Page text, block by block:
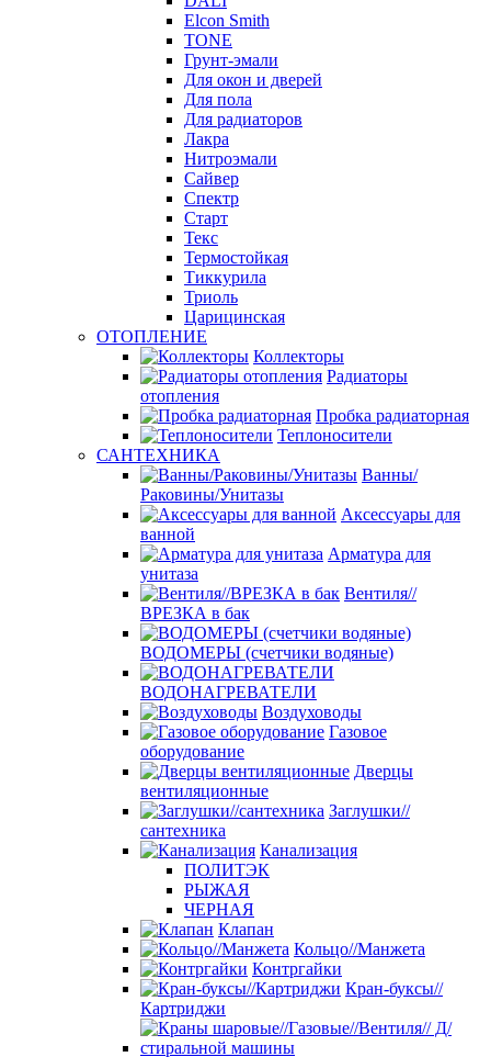
Elcon Smith
TONE
Грунт-эмали
Для окон и дверей
Для пола
Для радиаторов
Лакра
Нитроэмали
Сайвер
Спектр
Старт
Текс
Термостойкая
Тиккурила
Триоль
Царицинская
ОТОПЛЕНИЕ
Коллекторы
Радиаторы
отопления
Пробка радиаторная
Теплоносители
САНТЕХНИКА
Ванны/
Раковины/Унитазы
Аксессуары для
ванной
Арматура для
унитаза
Вентиля//
ВРЕЗКА в бак
ВОДОМЕРЫ (счетчики водяные)
ВОДОНАГРЕВАТЕЛИ
Воздуховоды
Газовое
оборудование
Дверцы
вентиляционные
Заглушки//
сантехника
Канализация
ПОЛИТЭК
РЫЖАЯ
ЧЕРНАЯ
Клапан
Кольцо//Манжета
Контргайки
Кран-буксы//
Картриджи